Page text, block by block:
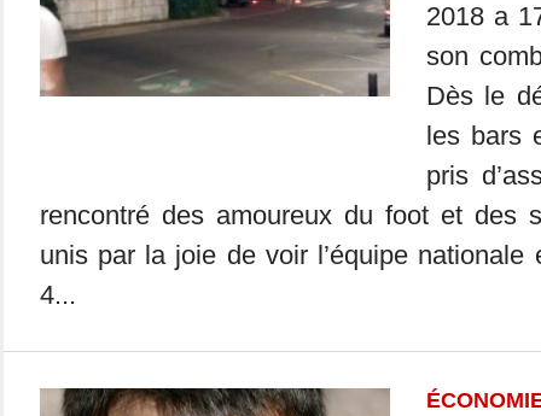
2018 a
son
Dès le
les bars
pris
rencontré des amoureux du foot et des
unis par la joie de voir l’équipe nationale
4...